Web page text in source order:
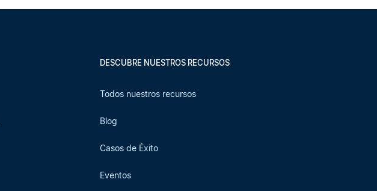
DESCUBRE NUESTROS RECURSOS
Todos nuestros recursos
Blog
Casos de Éxito
Eventos